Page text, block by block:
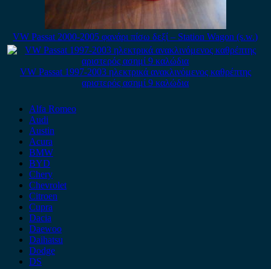
VW Passat 2000-2005 φανάρι πίσω δεξί – Station Wagon (s.w.)
VW Passat 1997-2003 ηλεκτρικά ανακλινόμενος καθρέπτης
αριστερός ασημί 9 καλώδια
Alfa Romeo
Audi
Austin
Acura
BMW
BYD
Chery
Chevrolet
Citroen
Cupra
Dacia
Daewoo
Daihatsu
Dodge
DS